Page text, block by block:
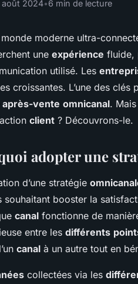
août 2024•6 min de lecture
moderne ultra-
une expérience fluide,
utilisé. Les
croissantes. L’une des
vente omnicanal. Mais
client ? Découvrons-le.
adopter une
d’une stratégie
souhaitant booster la
canal fonctionne de
entre les différents
canal à un autre tout en
collectées via les